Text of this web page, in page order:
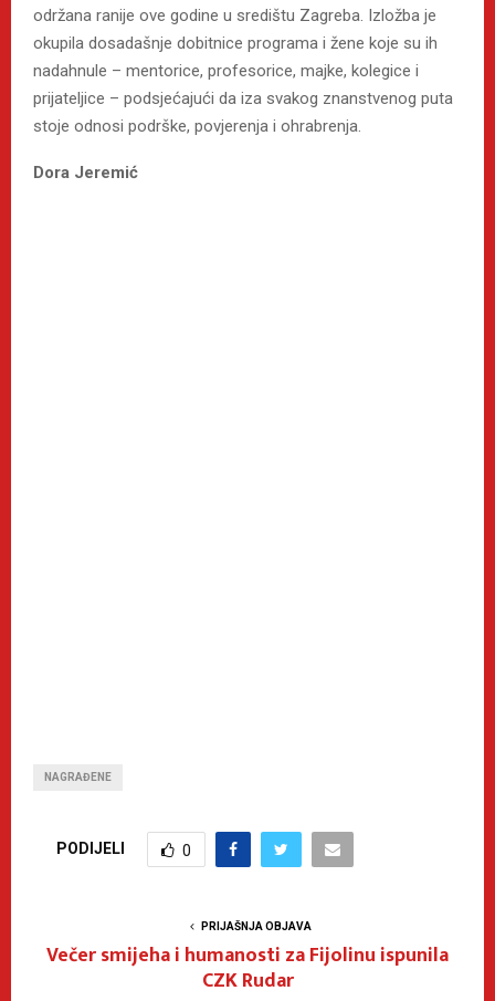
održana ranije ove godine u središtu Zagreba. Izložba je
okupila dosadašnje dobitnice programa i žene koje su ih
nadahnule – mentorice, profesorice, majke, kolegice i
prijateljice – podsjećajući da iza svakog znanstvenog puta
stoje odnosi podrške, povjerenja i ohrabrenja.
Dora Jeremić
NAGRAĐENE
PODIJELI 0
PRIJAŠNJA OBJAVA
Večer smijeha i humanosti za Fijolinu ispunila
CZK Rudar